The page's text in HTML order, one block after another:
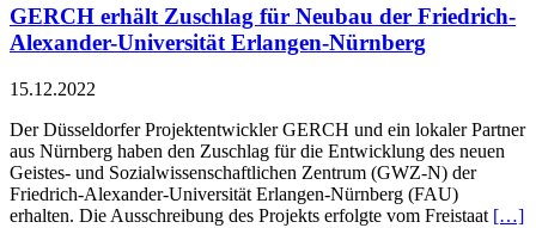
GERCH erhält Zuschlag für Neubau der Friedrich-
Alexander-Universität Erlangen-Nürnberg
15.12.2022
Der Düsseldorfer Projektentwickler GERCH und ein lokaler Partner
aus Nürnberg haben den Zuschlag für die Entwicklung des neuen
Geistes- und Sozialwissenschaftlichen Zentrum (GWZ-N) der
Friedrich-Alexander-Universität Erlangen-Nürnberg (FAU)
erhalten. Die Ausschreibung des Projekts erfolgte vom Freistaat […]